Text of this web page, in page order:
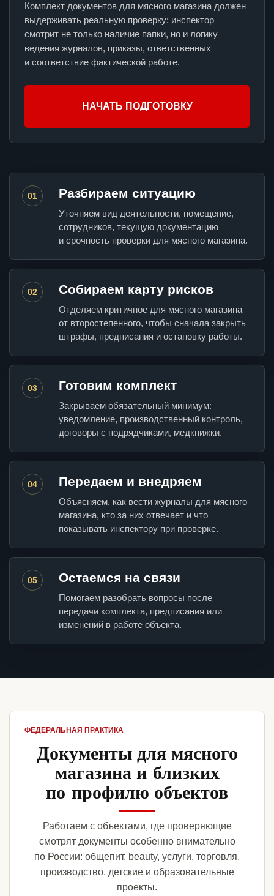
Комплект документов для мясного магазина должен
выдерживать реальную проверку: инспектор
смотрит не только наличие папки, но и логику
ведения журналов, приказы, ответственных
и соответствие фактической работе.
НАЧАТЬ ПОДГОТОВКУ
01 Разбираем ситуацию
Уточняем вид деятельности, помещение,
сотрудников, текущую документацию
и срочность проверки для мясного магазина.
02 Собираем карту рисков
Отделяем критичное для мясного магазина
от второстепенного, чтобы сначала закрыть
штрафы, предписания и остановку работы.
03 Готовим комплект
Закрываем обязательный минимум:
уведомление, производственный контроль,
договоры с подрядчиками, медкнижки.
04 Передаем и внедряем
Объясняем, как вести журналы для мясного
магазина, кто за них отвечает и что
показывать инспектору при проверке.
05 Остаемся на связи
Помогаем разобрать вопросы после
передачи комплекта, предписания или
изменений в работе объекта.
ФЕДЕРАЛЬНАЯ ПРАКТИКА
Документы для мясного
магазина и близких
по профилю объектов
Работаем с объектами, где проверяющие
смотрят документы особенно внимательно
по России: общепит, beauty, услуги, торговля,
производство, детские и образовательные
проекты.